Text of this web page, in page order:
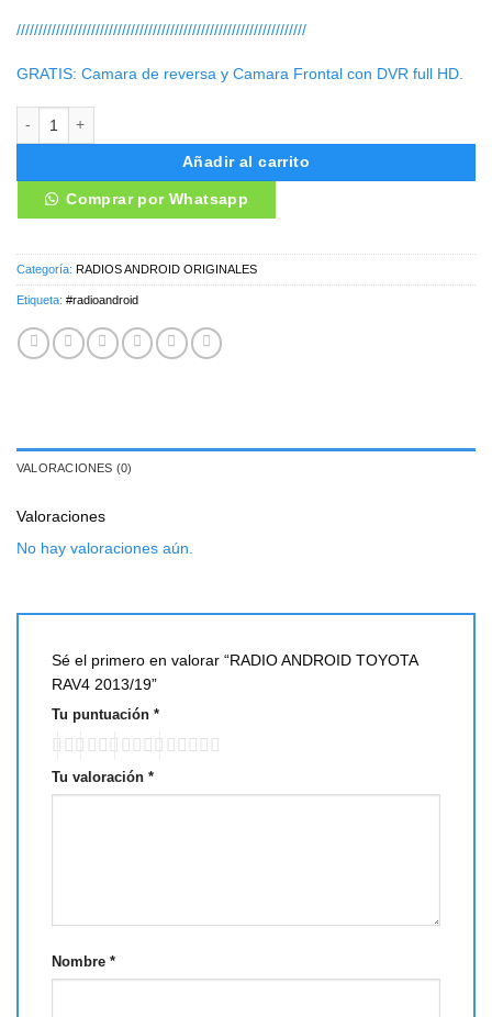
//////////////////////////////////////////////////////////////////
GRATIS: Camara de reversa y Camara Frontal con DVR full HD.
Añadir al carrito
Comprar por Whatsapp
Categoría: RADIOS ANDROID ORIGINALES
Etiqueta: #radioandroid
VALORACIONES (0)
Valoraciones
No hay valoraciones aún.
Sé el primero en valorar “RADIO ANDROID TOYOTA
RAV4 2013/19”
Tu puntuación *
Tu valoración *
Nombre *